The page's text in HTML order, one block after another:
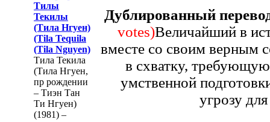
Тилы
Текилы
(Тила Нгуен)
(Tila Tequila
(Tila Nguyen)
Тила Текила
(Тила Нгуен,
пр рождении
– Тиэн Тан
Ти Нгуен)
(1981) –
Дублированный
votes)Величайший в
вместе со своим верным
в схватку,
умственной
угрозу